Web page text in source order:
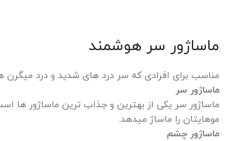
ماساژور سر هوشمند
مناسب برای افرادی که سر درد های شدید و درد میگرن
ماساژور سر
ماساژور سر یکی از بهترین و جذاب ترین ماساژور ها
موهایتان را ماساژ میدهد.
ماساژور چشم